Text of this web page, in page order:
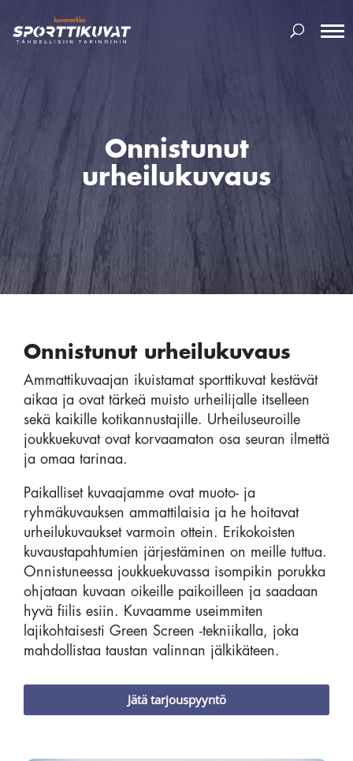
Onnistunut
urheilukuvaus
Onnistunut urheilukuvaus
Ammattikuvaajan ikuistamat sporttikuvat kestävät
aikaa ja ovat tärkeä muisto urheilijalle itselleen
sekä kaikille kotikannustajille. Urheiluseuroille
joukkuekuvat ovat korvaamaton osa seuran ilmettä
ja omaa tarinaa.
Paikalliset kuvaajamme ovat muoto- ja
ryhmäkuvauksen ammattilaisia ja he hoitavat
urheilukuvaukset varmoin ottein. Erikokoisten
kuvaustapahtumien järjestäminen on meille tuttua.
Onnistuneessa joukkuekuvassa isompikin porukka
ohjataan kuvaan oikeille paikoilleen ja saadaan
hyvä fiilis esiin. Kuvaamme useimmiten
lajikohtaisesti Green Screen -tekniikalla, joka
mahdollistaa taustan valinnan jälkikäteen.
Jätä tarjouspyyntö